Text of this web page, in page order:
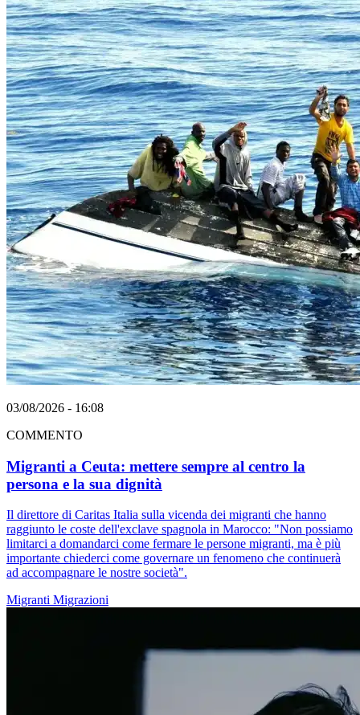
03/08/2026 - 16:08
COMMENTO
Migranti a Ceuta: mettere sempre al centro la
persona e la sua dignità
Il direttore di Caritas Italia sulla vicenda dei migranti che hanno
raggiunto le coste dell'exclave spagnola in Marocco: "Non possiamo
limitarci a domandarci come fermare le persone migranti, ma è più
importante chiederci come governare un fenomeno che continuerà
ad accompagnare le nostre società".
Migranti Migrazioni